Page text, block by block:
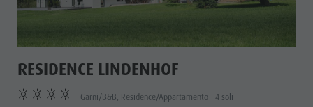
RESIDENCE LINDENHOF
Garni/B&B, Residence/Appartamento - 4 soli